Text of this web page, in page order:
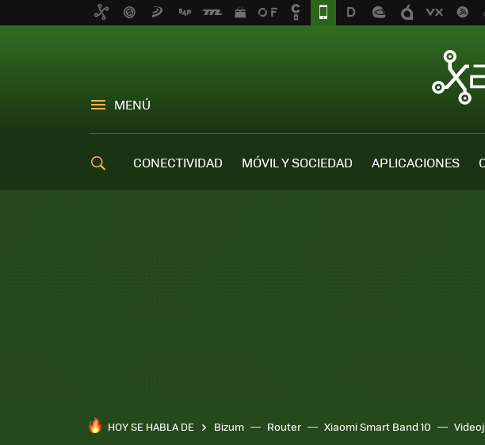
MENÚ
CONECTIVIDAD MÓVIL Y SOCIEDAD APLICACIONES
HOY SE HABLA DE Bizum Router Xiaomi Smart Band 10